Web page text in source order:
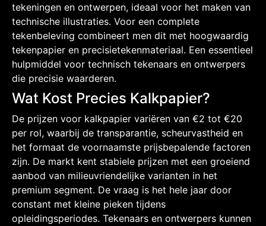
tekeningen en ontwerpen, ideaal voor het maken van
technische illustraties. Voor een complete
tekenbeleving combineert men dit met hoogwaardig
tekenpapier en precisietekenmateriaal. Een essentieel
hulpmiddel voor technisch tekenaars en ontwerpers
die precisie waarderen.
Wat Kost Precies Kalkpapier?
De prijzen voor kalkpapier variëren van €2 tot €20
per rol, waarbij de transparantie, scheurvastheid en
het formaat de voornaamste prijsbepalende factoren
zijn. De markt kent stabiele prijzen met een groeiend
aanbod van milieuvriendelijke varianten in het
premium segment. De vraag is het hele jaar door
constant met kleine pieken tijdens
opleidingsperiodes. Tekenaars en ontwerpers kunnen